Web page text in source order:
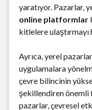
yaratıyor. Pazarlar,
online platformlar
kitlelere ulaştırmayı
Ayrıca, yerel
uygulamalara
çevre bilincinin
şekillendiren önemli
pazarlar, çevresel